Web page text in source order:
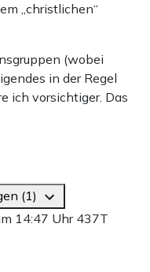
„christlichen“
(wobei
in der Regel
ich vorsichtiger. Das
(1)
14:47 Uhr 437T